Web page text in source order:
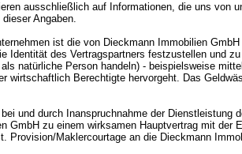
ausschließlich auf Informationen, die uns von
Angaben.
ist die von Dieckmann Immobilien
Identität des Vertragspartners festzustellen und
natürliche Person handeln) - beispielsweise
wirtschaftlich Berechtigte hervorgeht. Das
und durch Inanspruchnahme der
GmbH zu einem wirksamen Hauptvertrag mit
Provision/Maklercourtage an die Dieckmann